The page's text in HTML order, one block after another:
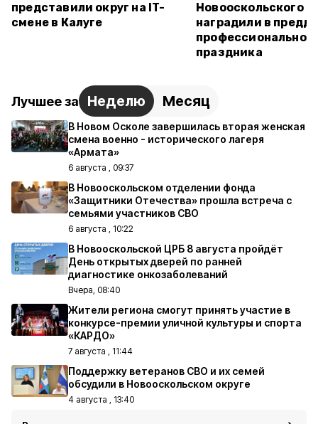
представили округ на IT-
смене в Калуге
Новооскольского
наградили в
праздника
Лучшее за Неделю Месяц
В Новом Осколе завершилась вторая женская
смена военно - исторического лагеря
«Армата»
6 августа , 09:37
В Новооскольском отделении фонда
«Защитники Отечества» прошла встреча с
семьями участников СВО
6 августа , 10:22
В Новооскольской ЦРБ 8 августа пройдёт
День открытых дверей по ранней
диагностике онкозаболеваний
Вчера, 08:40
Жители региона смогут принять участие в
конкурсе-премии уличной культуры и спорта
«КАРДО»
7 августа , 11:44
Поддержку ветеранов СВО и их семей
обсудили в Новооскольском округе
4 августа , 13:40